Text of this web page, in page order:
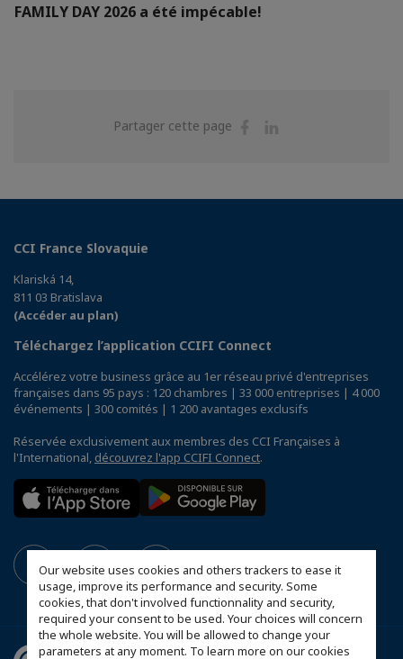
Our website uses cookies and others trackers to ease it
usage, improve its performance and security. Some
cookies, that don't involved functionnality and security,
required your consent to be used. Your choices will concern
the whole website. You will be allowed to change your
parameters at any moment. To learn more on our cookies
FAMILY DAY 2026 a été impécable!
Partager cette page
Partager
CCI France Slovaquie
Klariská 14,
811 03 Bratislava
(Accéder au plan)
Téléchargez l’application CCIFI Connect
Accélérez votre business grâce au 1er réseau privé d'entreprises
françaises dans 95 pays : 120 chambres | 33 000 entreprises | 4 000
événements | 300 comités | 1 200 avantages exclusifs
Réservée exclusivement aux membres des CCI Françaises à
l'International, découvrez l'app CCIFI Connect.